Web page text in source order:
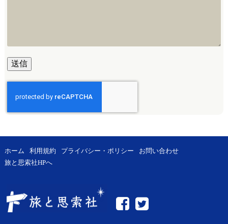
ホーム 利用規約 プライバシー・ポリシー
お問い合わせ
旅と思索社HPへ